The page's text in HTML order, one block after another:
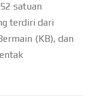
satuan
terdiri dari
(KB), dan